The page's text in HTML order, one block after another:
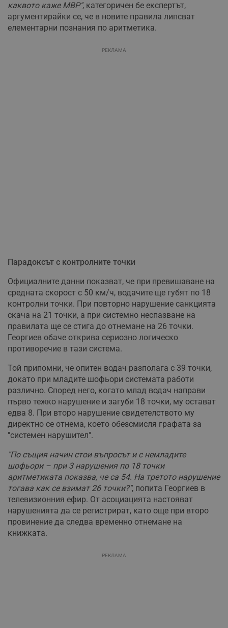
каквото каже МВР", категоричен бе експертът,
аргументирайки се, че в новите правила липсват
елементарни познания по аритметика.
РЕКЛАМА
Парадоксът с контролните точки
Официалните данни показват, че при превишаване на
средната скорост с 50 км/ч, водачите ще губят по 18
контролни точки. При повторно нарушение санкцията
скача на 21 точки, а при системно неспазване на
правилата ще се стига до отнемане на 26 точки.
Георгиев обаче открива сериозно логическо
противоречие в тази система.
Той припомни, че опитен водач разполага с 39 точки,
докато при младите шофьори системата работи
различно. Според него, когато млад водач направи
първо тежко нарушение и загуби 18 точки, му остават
едва 8. При второ нарушение свидетелството му
директно се отнема, което обезсмисля графата за
"системен нарушител".
"По същия начин стои въпросът и с немладите
шофьори – при 3 нарушения по 18 точки
аритметиката показва, че са 54. На третото нарушение
тогава как се взимат 26 точки?", попита Георгиев в
телевизионния ефир. От асоциацията настояват
нарушенията да се регистрират, като още при второ
провинение да следва временно отнемане на
книжката.
РЕКЛАМА